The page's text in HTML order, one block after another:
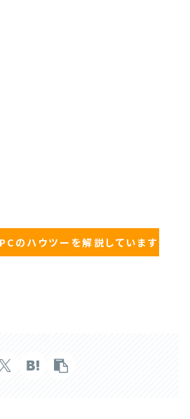
のハウツーを解説しています